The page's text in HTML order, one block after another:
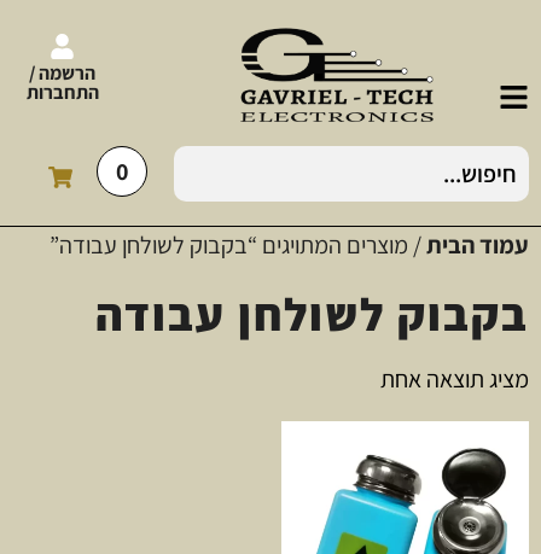
הרשמה /
התחברות
0
עמוד הבית/ מוצרים המתויגים “בקבוק לשולחן עבודה”
בקבוק לשולחן עבודה
מציג תוצאה אחת